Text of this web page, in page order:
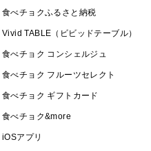
食べチョクふるさと納税
Vivid TABLE（ビビッドテーブル）
食べチョク コンシェルジュ
食べチョク フルーツセレクト
食べチョク ギフトカード
食べチョク&more
iOSアプリ